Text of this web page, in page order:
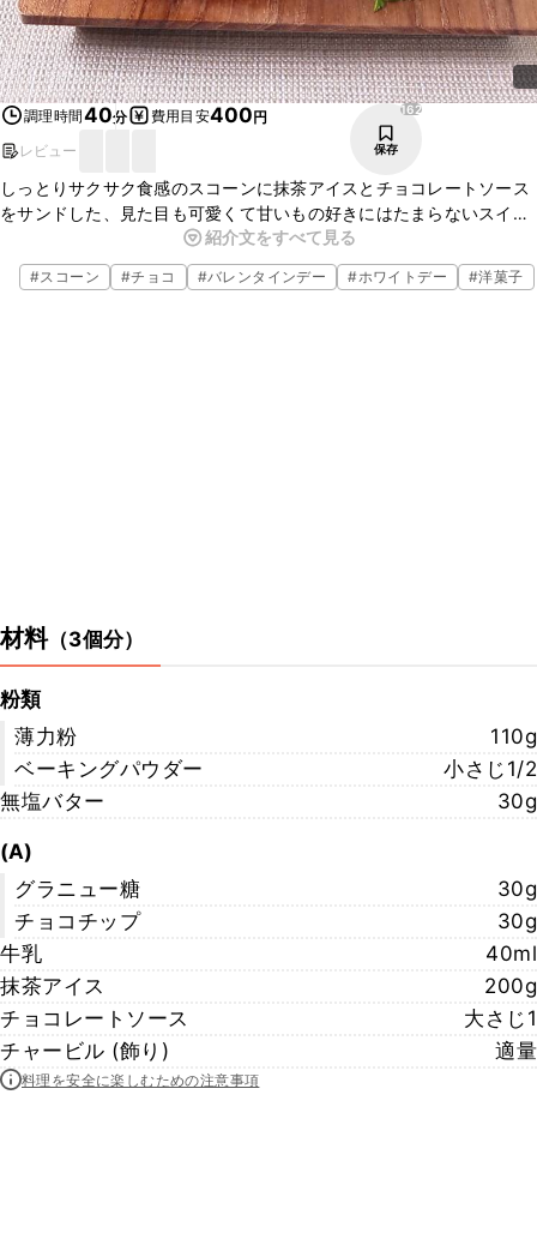
調理時間40分 費用目安400円
レビュー
162
保存
しっとりサクサク食感のスコーンに抹茶アイスとチョコレートソース
をサンドした、見た目も可愛くて甘いもの好きにはたまらないスイー
ツの紹介です。おやつやデザート、女子会やパーティなどのイベント
にもぜひ作ってみてはいかがでしょうか。
紹介文をすべて見る
#スコーン #チョコ #バレンタインデー #ホワイトデー #洋菓子
材料（3個分）
粉類
薄力粉
110g
ベーキングパウダー
小さじ1/2
無塩バター
30g
(A)
グラニュー糖
30g
チョコチップ
30g
牛乳
40ml
抹茶アイス
200g
チョコレートソース
大さじ1
チャービル (飾り)
適量
料理を安全に楽しむための注意事項